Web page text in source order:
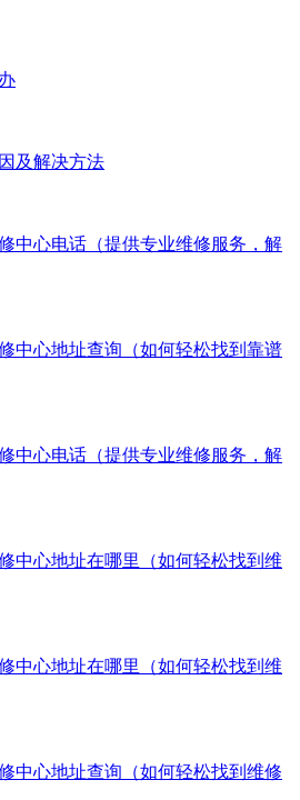
及解决方法
中心电话（提供专业维修服务，解
中心地址查询（如何轻松找到靠谱
中心电话（提供专业维修服务，解
中心地址在哪里（如何轻松找到维
中心地址在哪里（如何轻松找到维
中心地址查询（如何轻松找到维修